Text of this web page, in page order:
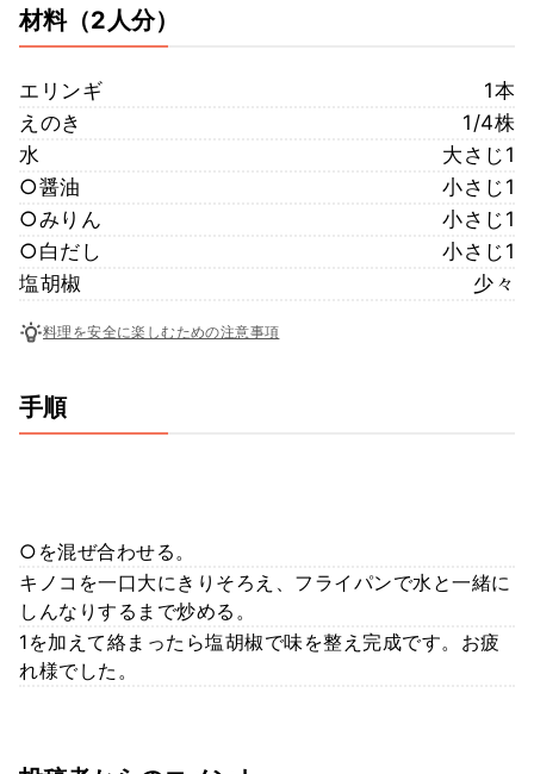
材料（2人分）
エリンギ
1本
えのき
1/4株
水
大さじ1
○醤油
小さじ1
○みりん
小さじ1
○白だし
小さじ1
塩胡椒
少々
料理を安全に楽しむための注意事項
手順
○を混ぜ合わせる。
キノコを一口大にきりそろえ、フライパンで水と一緒に
しんなりするまで炒める。
1を加えて絡まったら塩胡椒で味を整え完成です。お疲
れ様でした。